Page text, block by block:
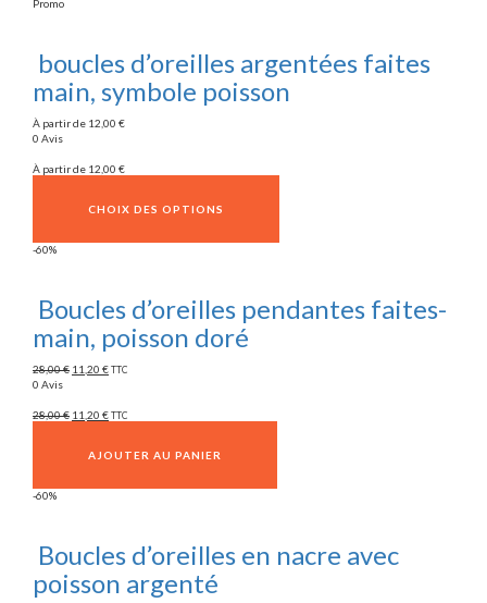
Promo
boucles d’oreilles argentées faites
main, symbole poisson
À partir de 12,00 €
0 Avis
À partir de 12,00 €
CHOIX DES OPTIONS
-60%
Boucles d’oreilles pendantes faites-
main, poisson doré
28,00€ 11,20 € TTC
0 Avis
28,00€ 11,20 € TTC
AJOUTER AU PANIER
-60%
Boucles d’oreilles en nacre avec
poisson argenté